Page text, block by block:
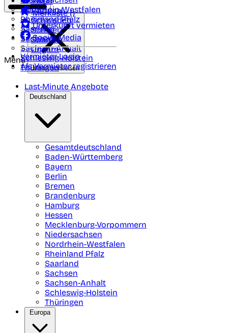
Nordrhein-Westfalen
Rheinland Pfalz
Saarland
Sachsen
Sachsen-Anhalt
Schleswig-Holstein
Thüringen
Portugal
Schweden
Schweiz
Spanien
Ungarn
Merkliste ()
Unterkunft vermieten
Social Media
Vermieter-Login
Als Vermieter registrieren
Menü
Menü schließen
Last-Minute Angebote
Deutschland
Gesamtdeutschland
Baden-Württemberg
Bayern
Berlin
Bremen
Brandenburg
Hamburg
Hessen
Mecklenburg-Vorpommern
Niedersachsen
Nordrhein-Westfalen
Rheinland Pfalz
Saarland
Sachsen
Sachsen-Anhalt
Schleswig-Holstein
Thüringen
Europa